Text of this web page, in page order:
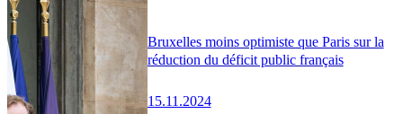
Bruxelles moins optimiste que Paris sur la
réduction du déficit public français
15.11.2024